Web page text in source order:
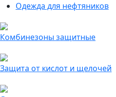
Одежда для нефтяников
Комбинезоны защитные
Защита от кислот и щелочей